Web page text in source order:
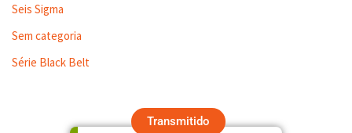
Seis Sigma
Sem categoria
Série Black Belt
Transmitido